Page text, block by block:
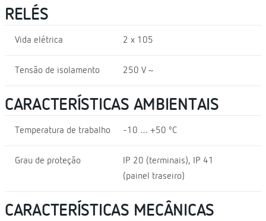
RELÉS
Vida elétrica 2 x 105
Tensão de isolamento 250 V ~
CARACTERÍSTICAS AMBIENTAIS
Temperatura de trabalho -10 … +50 ºC
Grau de proteção
IP 20 (terminais), IP 41
(painel traseiro)
CARACTERÍSTICAS MECÂNICAS